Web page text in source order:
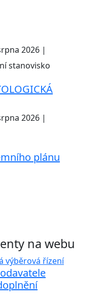
2026 |
stanovisko
2026 |
plánu
na webu
výběrová řízení